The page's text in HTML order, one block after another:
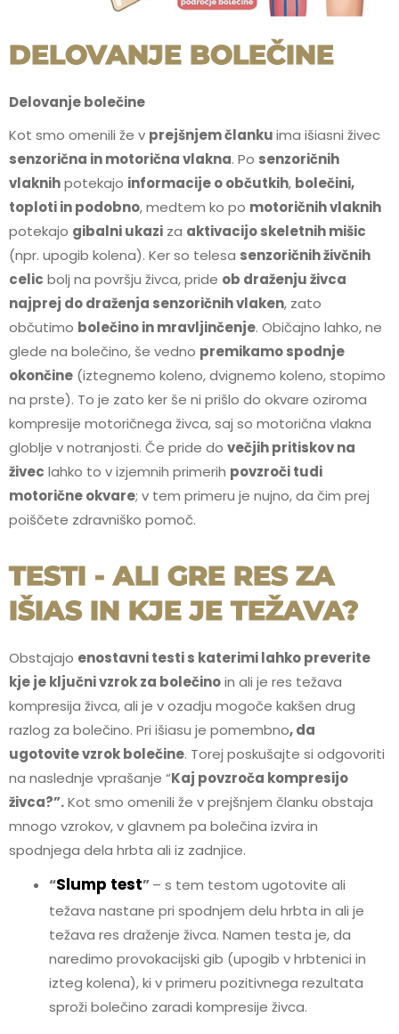
DELOVANJE BOLEČINE
Delovanje bolečine
Kot smo omenili že v prejšnjem člankuima išiasni živec
senzorična in motorična vlakna. Po senzoričnih
vlaknihpotekajo informacije o občutkih, bolečini,
toploti in podobno, medtem ko po motoričnih vlaknih
potekajo gibalni ukazi za aktivacijo skeletnih mišic
(npr. upogib kolena). Ker so telesa senzoričnih živčnih
celic bolj na površju živca, pride ob draženju živca
najprej do draženja senzoričnih vlaken, zato
občutimo bolečino in mravljinčenje. Običajno lahko, ne
glede na bolečino, še vedno premikamo spodnje
okončine (iztegnemo koleno, dvignemo koleno, stopimo
na prste). To je zato ker še ni prišlo do okvare oziroma
kompresije motoričnega živca, saj so motorična vlakna
globlje v notranjosti. Če pride do večjih pritiskov na
živec lahko to v izjemnih primerih povzroči tudi
motorične okvare; v tem primeru je nujno, da čim prej
poiščete zdravniško pomoč.
TESTI - ALI GRE RES ZA
IŠIAS IN KJE JE TEŽAVA?
Obstajajo enostavni testi s katerimi lahko preverite
kje je ključni vzrok za bolečinoin ali je res težava
kompresija živca, ali je v ozadju mogoče kakšen drug
razlog za bolečino. Pri išiasu je pomembno, da
ugotovite vzrok bolečine. Torej poskušajte si odgovoriti
na naslednje vprašanje “Kaj povzroča kompresijo
živca?”.Kot smo omenili že v prejšnjem članku obstaja
mnogo vzrokov, v glavnem pa bolečina izvira in
spodnjega dela hrbta ali iz zadnjice.
“Slump test”– s tem testom ugotovite ali
težava nastane pri spodnjem delu hrbta in ali je
težava res draženje živca. Namen testa je, da
naredimo provokacijski gib (upogib v hrbtenici in
izteg kolena), ki v primeru pozitivnega rezultata
sproži bolečino zaradi kompresije živca.